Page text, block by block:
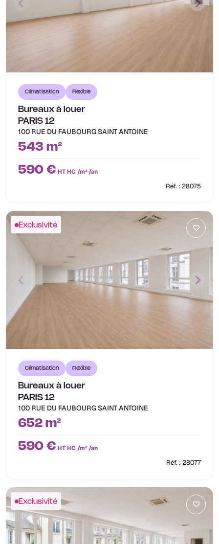
Climatisation Flexible
Bureaux à louer
PARIS 12
100 RUE DU FAUBOURG SAINT ANTOINE
543 m²
590 € HT HC /m² /an
Réf. : 28075
Exclusivité
Climatisation Flexible
Bureaux à louer
PARIS 12
100 RUE DU FAUBOURG SAINT ANTOINE
652 m²
590 € HT HC /m² /an
Réf. : 28077
Exclusivité